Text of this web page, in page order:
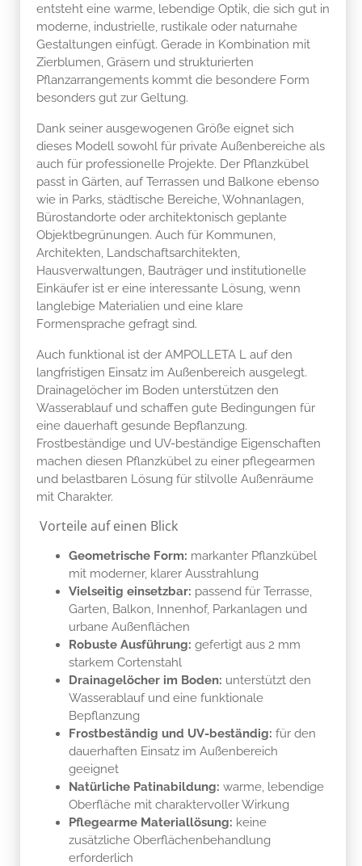
entsteht eine warme, lebendige Optik, die sich gut in
moderne, industrielle, rustikale oder naturnahe
Gestaltungen einfügt. Gerade in Kombination mit
Zierblumen, Gräsern und strukturierten
Pflanzarrangements kommt die besondere Form
besonders gut zur Geltung.
Dank seiner ausgewogenen Größe eignet sich
dieses Modell sowohl für private Außenbereiche als
auch für professionelle Projekte. Der Pflanzkübel
passt in Gärten, auf Terrassen und Balkone ebenso
wie in Parks, städtische Bereiche, Wohnanlagen,
Bürostandorte oder architektonisch geplante
Objektbegrünungen. Auch für Kommunen,
Architekten, Landschaftsarchitekten,
Hausverwaltungen, Bauträger und institutionelle
Einkäufer ist er eine interessante Lösung, wenn
langlebige Materialien und eine klare
Formensprache gefragt sind.
Auch funktional ist der AMPOLLETA L auf den
langfristigen Einsatz im Außenbereich ausgelegt.
Drainagelöcher im Boden unterstützen den
Wasserablauf und schaffen gute Bedingungen für
eine dauerhaft gesunde Bepflanzung.
Frostbeständige und UV-beständige Eigenschaften
machen diesen Pflanzkübel zu einer pflegearmen
und belastbaren Lösung für stilvolle Außenräume
mit Charakter.
Vorteile auf einen Blick
Geometrische Form: markanter Pflanzkübel
mit moderner, klarer Ausstrahlung
Vielseitig einsetzbar: passend für Terrasse,
Garten, Balkon, Innenhof, Parkanlagen und
urbane Außenflächen
Robuste Ausführung: gefertigt aus 2 mm
starkem Cortenstahl
Drainagelöcher im Boden: unterstützt den
Wasserablauf und eine funktionale
Bepflanzung
Frostbeständig und UV-beständig: für den
dauerhaften Einsatz im Außenbereich
geeignet
Natürliche Patinabildung: warme, lebendige
Oberfläche mit charaktervoller Wirkung
Pflegearme Materiallösung: keine
zusätzliche Oberflächenbehandlung
erforderlich